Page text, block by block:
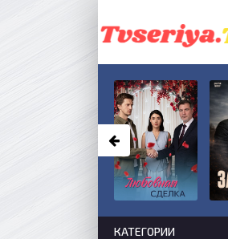
КАТЕГОРИИ